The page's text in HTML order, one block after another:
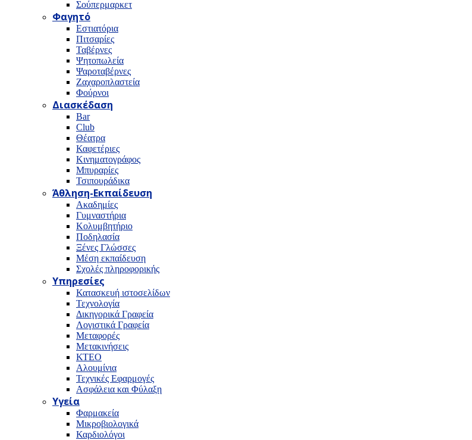
Σούπερμαρκετ
Φαγητό
Εστιατόρια
Πιτσαρίες
Ταβέρνες
Ψητοπωλεία
Ψαροταβέρνες
Ζαχαροπλαστεία
Φούρνοι
Διασκέδαση
Bar
Club
Θέατρα
Καφετέριες
Κινηματογράφος
Μπυραρίες
Τσιπουράδικα
Άθληση-Εκπαίδευση
Ακαδημίες
Γυμναστήρια
Κολυμβητήριο
Ποδηλασία
Ξένες Γλώσσες
Μέση εκπαίδευση
Σχολές πληροφορικής
Υπηρεσίες
Κατασκευή ιστοσελίδων
Τεχνολογία
Δικηγορικά Γραφεία
Λογιστικά Γραφεία
Μεταφορές
Μετακινήσεις
ΚΤΕΟ
Αλουμίνια
Τεχνικές Εφαρμογές
Ασφάλεια και Φύλαξη
Υγεία
Φαρμακεία
Μικροβιολογικά
Καρδιολόγοι